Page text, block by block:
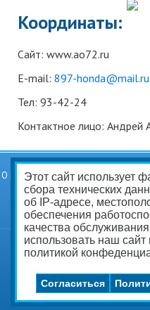
Координаты:
Сайт: www.ao72.ru
Е-mail: 897-honda@mail.ru
Тел: 93-42-24
Контактное лицо: Андрей
О компании Услуги Статьи
Контакты
Соглашение на
Вакансии Создание и
Этот сайт использует
сбора технических
об IP-адресе,
обеспечения
качества
использовать наш сайт
политикой
Согласиться